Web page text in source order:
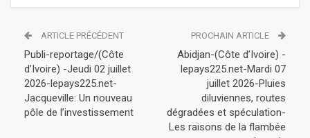
ARTICLE PRÉCÉDENT
Publi-reportage/(Côte
d’Ivoire) -Jeudi 02 juillet
2026-lepays225.net-
Jacqueville: Un nouveau
pôle de l’investissement ‎
PROCHAIN ARTICLE
Abidjan-(Côte d’Ivoire) -
lepays225.net-Mardi 07
juillet 2026-Pluies
diluviennes, routes
dégradées et spéculation-
Les raisons de la flambée